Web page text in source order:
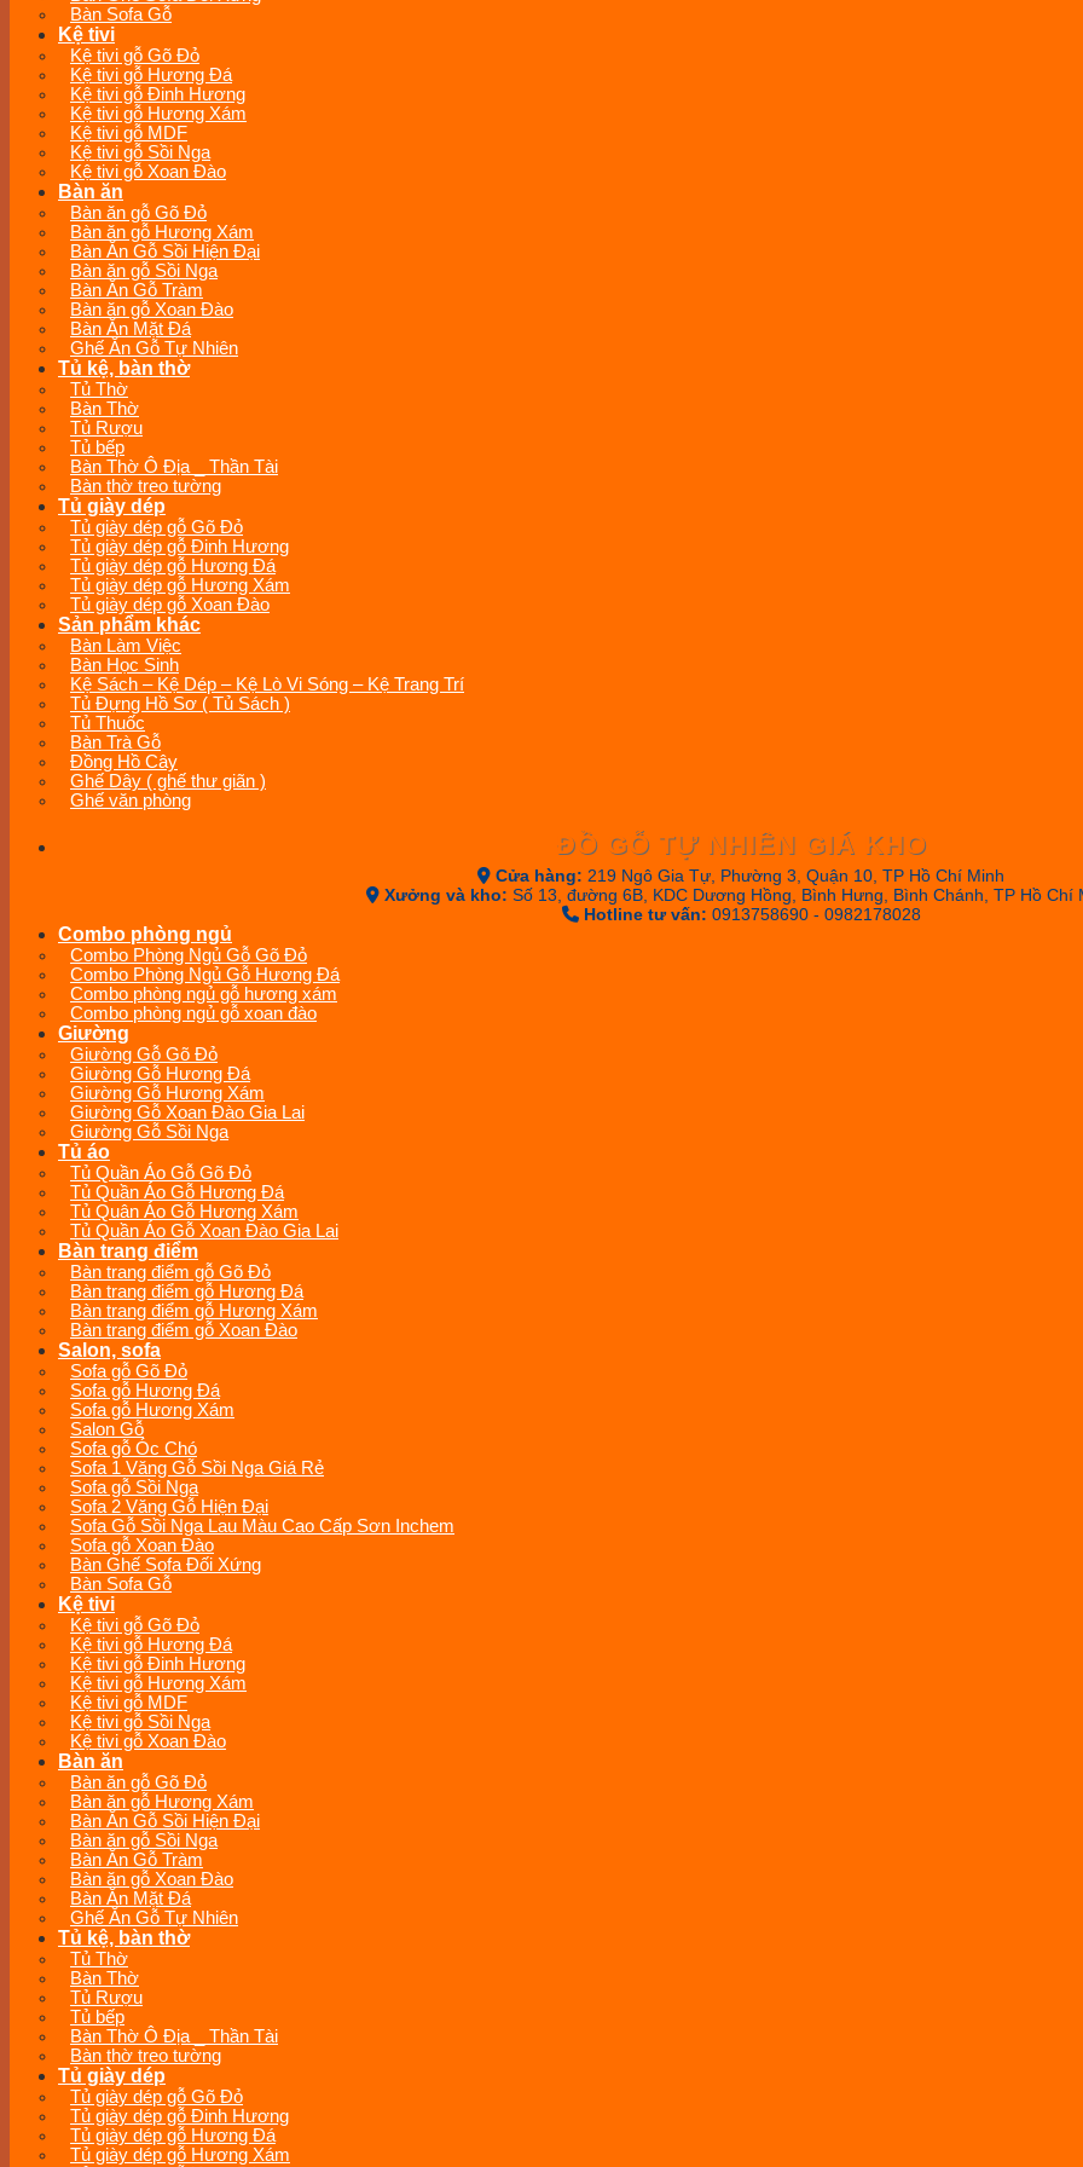
Bàn Sofa Gỗ
Kệ tivi
Kệ tivi gỗ Gõ Đỏ
Kệ tivi gỗ Hương Đá
Kệ tivi gỗ Đinh Hương
Kệ tivi gỗ Hương Xám
Kệ tivi gỗ MDF
Kệ tivi gỗ Sồi Nga
Kệ tivi gỗ Xoan Đào
Bàn ăn
Bàn ăn gỗ Gõ Đỏ
Bàn ăn gỗ Hương Xám
Bàn Ăn Gỗ Sồi Hiện Đại
Bàn ăn gỗ Sồi Nga
Bàn Ăn Gỗ Tràm
Bàn ăn gỗ Xoan Đào
Bàn Ăn Mặt Đá
Ghế Ăn Gỗ Tự Nhiên
Tủ kệ, bàn thờ
Tủ Thờ
Bàn Thờ
Tủ Rượu
Tủ bếp
Bàn Thờ Ô Địa _ Thần Tài
Bàn thờ treo tường
Tủ giày dép
Tủ giày dép gỗ Gõ Đỏ
Tủ giày dép gỗ Đinh Hương
Tủ giày dép gỗ Hương Đá
Tủ giày dép gỗ Hương Xám
Tủ giày dép gỗ Xoan Đào
Sản phẩm khác
Bàn Làm Việc
Bàn Học Sinh
Kệ Sách – Kệ Dép – Kệ Lò Vi Sóng – Kệ Trang Trí
Tủ Đựng Hồ Sơ ( Tủ Sách )
Tủ Thuốc
Bàn Trà Gỗ
Đồng Hồ Cây
Ghế Dây ( ghế thư giãn )
Ghế văn phòng
ĐỒ GỖ TỰ NHIÊN GIÁ KHO
Cửa hàng: 219 Ngô Gia Tự, Phường 3, Quận 10, TP Hồ Chí Minh
Xưởng và kho: Số 13, đường 6B, KDC Dương Hồng, Bình Hưng, Bình Chánh, TP Hồ Chí
Hotline tư vấn: 0913758690 - 0982178028
Combo phòng ngủ
Combo Phòng Ngủ Gỗ Gõ Đỏ
Combo Phòng Ngủ Gỗ Hương Đá
Combo phòng ngủ gỗ hương xám
Combo phòng ngủ gỗ xoan đào
Giường
Giường Gỗ Gõ Đỏ
Giường Gỗ Hương Đá
Giường Gỗ Hương Xám
Giường Gỗ Xoan Đào Gia Lai
Giường Gỗ Sồi Nga
Tủ áo
Tủ Quần Áo Gỗ Gõ Đỏ
Tủ Quần Áo Gỗ Hương Đá
Tủ Quân Áo Gỗ Hương Xám
Tủ Quần Áo Gỗ Xoan Đào Gia Lai
Bàn trang điểm
Bàn trang điểm gỗ Gõ Đỏ
Bàn trang điểm gỗ Hương Đá
Bàn trang điểm gỗ Hương Xám
Bàn trang điểm gỗ Xoan Đào
Salon, sofa
Sofa gỗ Gõ Đỏ
Sofa gỗ Hương Đá
Sofa gỗ Hương Xám
Salon Gỗ
Sofa gỗ Óc Chó
Sofa 1 Văng Gỗ Sồi Nga Giá Rẻ
Sofa gỗ Sồi Nga
Sofa 2 Văng Gỗ Hiện Đại
Sofa Gỗ Sồi Nga Lau Màu Cao Cấp Sơn Inchem
Sofa gỗ Xoan Đào
Bàn Ghế Sofa Đối Xứng
Bàn Sofa Gỗ
Kệ tivi
Kệ tivi gỗ Gõ Đỏ
Kệ tivi gỗ Hương Đá
Kệ tivi gỗ Đinh Hương
Kệ tivi gỗ Hương Xám
Kệ tivi gỗ MDF
Kệ tivi gỗ Sồi Nga
Kệ tivi gỗ Xoan Đào
Bàn ăn
Bàn ăn gỗ Gõ Đỏ
Bàn ăn gỗ Hương Xám
Bàn Ăn Gỗ Sồi Hiện Đại
Bàn ăn gỗ Sồi Nga
Bàn Ăn Gỗ Tràm
Bàn ăn gỗ Xoan Đào
Bàn Ăn Mặt Đá
Ghế Ăn Gỗ Tự Nhiên
Tủ kệ, bàn thờ
Tủ Thờ
Bàn Thờ
Tủ Rượu
Tủ bếp
Bàn Thờ Ô Địa _ Thần Tài
Bàn thờ treo tường
Tủ giày dép
Tủ giày dép gỗ Gõ Đỏ
Tủ giày dép gỗ Đinh Hương
Tủ giày dép gỗ Hương Đá
Tủ giày dép gỗ Hương Xám